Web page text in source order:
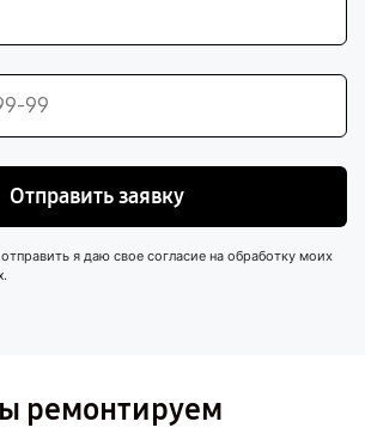
Отправить заявку
я даю свое согласие на обработку моих
.
ремонтируем